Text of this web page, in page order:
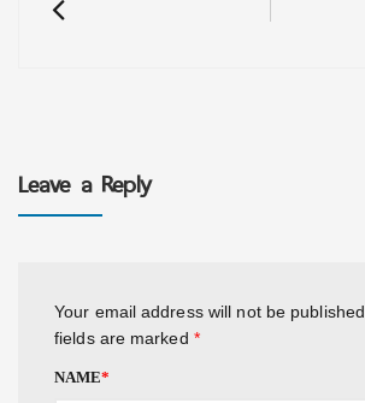
Leave a Reply
Your email address will not be published.
fields are marked *
NAME*